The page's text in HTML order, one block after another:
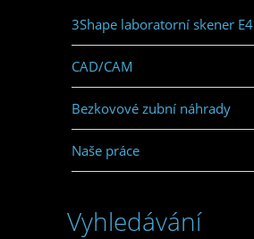
3Shape laboratorní skener E4
CAD/CAM
Bezkovové zubní náhrady
Naše práce
Vyhledávání